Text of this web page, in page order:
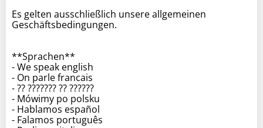
Es gelten ausschließlich unsere allgemeinen
Geschäftsbedingungen.
**Sprachen**
- We speak english
- On parle francais
- ?? ??????? ?? ??????
- Mówimy po polsku
- Hablamos español
- Falamos português